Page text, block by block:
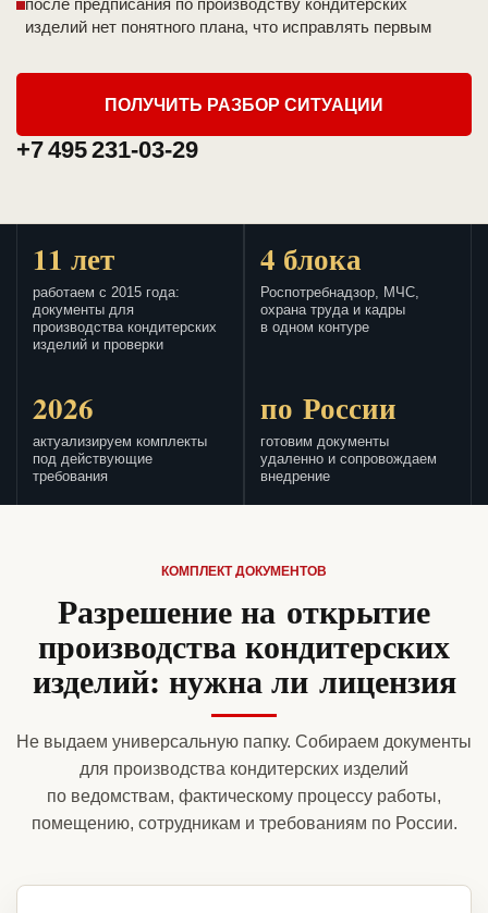
после предписания по производству кондитерских
изделий нет понятного плана, что исправлять первым
ПОЛУЧИТЬ РАЗБОР СИТУАЦИИ
+7 495 231-03-29
11 лет
работаем с 2015 года:
документы для
производства кондитерских
изделий и проверки
4 блока
Роспотребнадзор, МЧС,
охрана труда и кадры
в одном контуре
2026
актуализируем комплекты
под действующие
требования
по России
готовим документы
удаленно и сопровождаем
внедрение
КОМПЛЕКТ ДОКУМЕНТОВ
Разрешение на открытие
производства кондитерских
изделий: нужна ли лицензия
Не выдаем универсальную папку. Собираем документы
для производства кондитерских изделий
по ведомствам, фактическому процессу работы,
помещению, сотрудникам и требованиям по России.